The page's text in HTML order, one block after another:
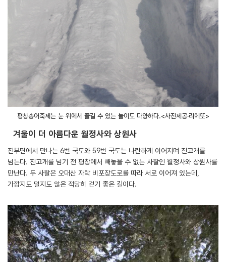
평창송어축제는 눈 위에서 즐길 수 있는 놀이도 다양하다.<사진제공·리에또>
겨울이 더 아름다운 월정사와 상원사
진부면에서 만나는 6번 국도와 59번 국도는 나란하게 이어지며 진고개를
넘는다. 진고개를 넘기 전 평창에서 빼놓을 수 없는 사찰인 월정사와 상원사를
만난다. 두 사찰은 오대산 자락 비포장도로를 따라 서로 이어져 있는데,
가깝지도 멀지도 않은 적당히 걷기 좋은 길이다.